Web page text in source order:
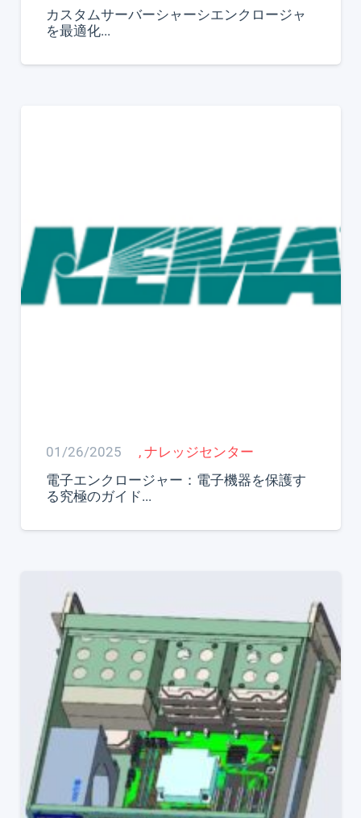
カスタムサーバーシャーシエンクロージャ
を最適化...
01/26/2025 , ナレッジセンター
電子エンクロージャー：電子機器を保護す
る究極のガイド...